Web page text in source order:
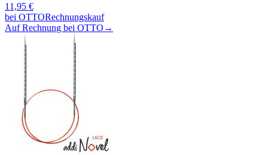
11,95 €
bei OTTORechnungskauf
Auf Rechnung bei OTTO →